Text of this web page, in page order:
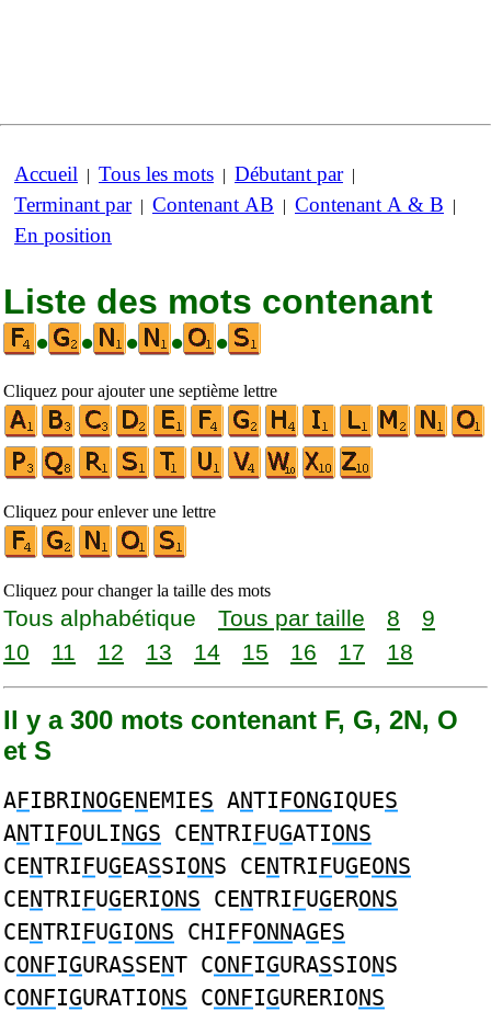
Accueil | Tous les mots | Débutant par|
Terminant par| Contenant AB | Contenant A & B |
En position
Liste des mots contenant
•
• • • •
Cliquez pour ajouter une septième lettre
Cliquez pour enlever une lettre
Cliquez pour changer la taille des mots
Tous alphabétique Tous par taille 8
9
10
11 12 13 14 15 16 17 18
Il y a 300 mots contenant F, G, 2N, O
et S
AFIBRINOGENEMIES ANTIFONGIQUES
ANTIFOULINGS CENTRIFUGATIONS
CENTRIFUGEASSIONS CENTRIFUGEONS
CENTRIFUGERIONS CENTRIFUGERONS
CENTRIFUGIONS CHIFFONNAGES
CONFIGURASSENT CONFIGURASSIONS
CONFIGURATIONS CONFIGURERIONS